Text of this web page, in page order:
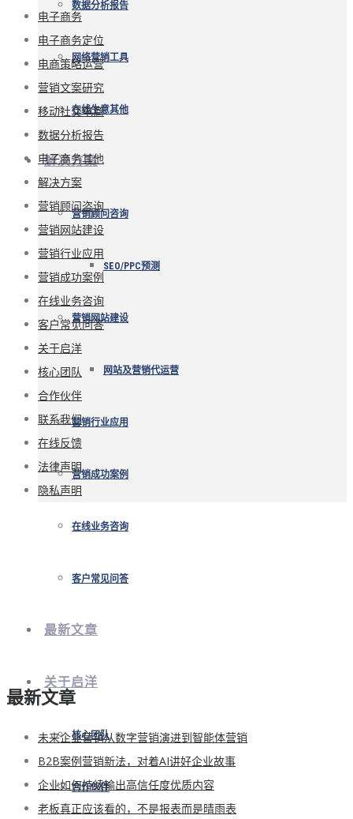
数据分析报告
网络营销工具
在线生意其他
解决方案
营销顾问咨询
SEO/PPC预测
营销网站建设
网站及营销代运营
营销行业应用
营销成功案例
在线业务咨询
客户常见问答
最新文章
关于启洋
核心团队
合作伙伴
电子商务
电子商务定位
电商策略运营
营销文案研究
移动社交电商
数据分析报告
电子商务其他
解决方案
营销顾问咨询
营销网站建设
营销行业应用
营销成功案例
在线业务咨询
客户常见问答
关于启洋
核心团队
合作伙伴
联系我们
在线反馈
法律声明
隐私声明
最新文章
未来企业营销从数字营销演进到智能体营销
B2B案例营销新法，对着AI讲好企业故事
企业如何持续输出高信任度优质内容
老板真正应该看的，不是报表而是晴雨表